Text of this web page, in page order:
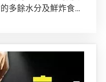
多餘水分及鮮炸食物
你又有否見過能清洗
認識多點這項廚房的